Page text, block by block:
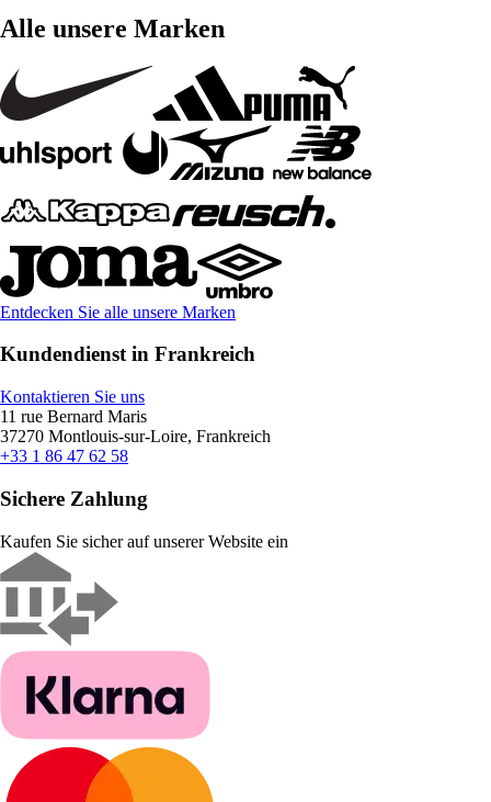
Alle unsere Marken
Entdecken Sie alle unsere Marken
Kundendienst in Frankreich
Kontaktieren Sie uns
11 rue Bernard Maris
37270 Montlouis-sur-Loire, Frankreich
+33 1 86 47 62 58
Sichere Zahlung
Kaufen Sie sicher auf unserer Website ein